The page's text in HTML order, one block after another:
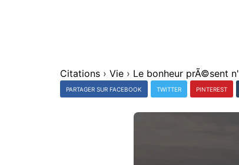
Citations › Vie ›
PARTAGER SUR FACEBOOK TWITTER PINTEREST